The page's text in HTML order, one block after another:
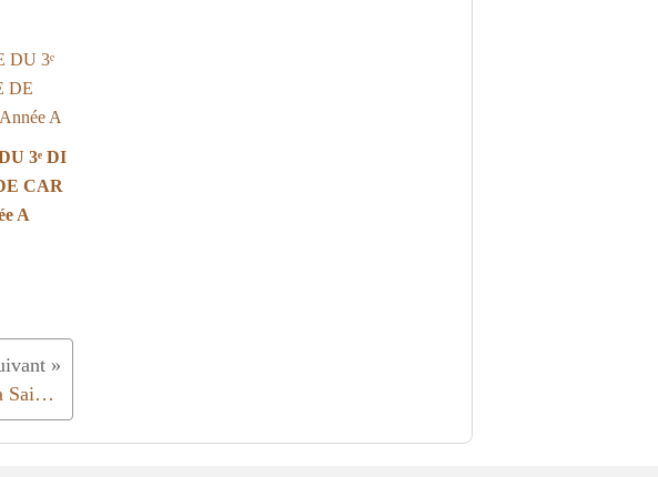
3ᵉ DI
CAR
A
Homélie pour la Solennité de la Sainte Trinité │année B │2018